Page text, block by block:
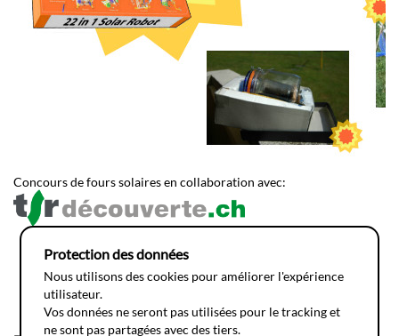
Concours de fours solaires en collaboration avec:
Protection des données
Nous utilisons des cookies pour améliorer l'expérience
utilisateur.
Vos données ne seront pas utilisées pour le tracking et
ne sont pas partagées avec des tiers.